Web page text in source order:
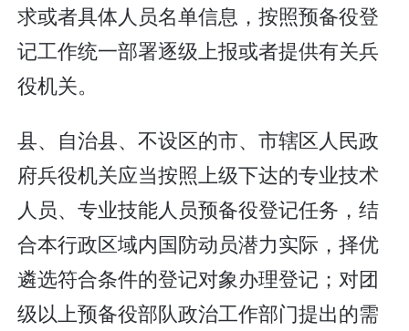
求或者具体人员名单信息，按照预备役登
记工作统一部署逐级上报或者提供有关兵
役机关。
县、自治县、不设区的市、市辖区人民政
府兵役机关应当按照上级下达的专业技术
人员、专业技能人员预备役登记任务，结
合本行政区域内国防动员潜力实际，择优
遴选符合条件的登记对象办理登记；对团
级以上预备役部队政治工作部门提出的需